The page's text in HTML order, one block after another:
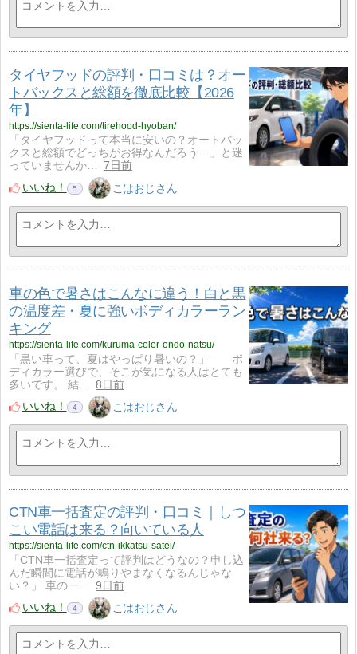
タイヤフッドの評判・口コミは？オー
トバックスと総額を徹底比較【2026
年】
https://sienta-life.com/tirehood-hyoban/
「タイヤフッドって本当に安いの？オートバッ
クスと総額でどっちがお得なんだろう…」と迷
っていませんか…
7日前
いいね！
5 こはおじさん
車の色で暑さはこんなに違う！白と黒
の温度差・夏に強いボディカラーラン
キング
https://sienta-life.com/kuruma-color-ondo-natsu/
「黒い車って、夏はやっぱり暑いの？」——ボ
ディカラー選びで、そこが気になる人はとても
多いです。 結…
8日前
いいね！
4 こはおじさん
CTN車一括査定の評判・口コミ｜しつ
こい電話は来る？向いている人
https://sienta-life.com/ctn-ikkatsu-satei/
「CTN車一括査定って評判はどうなの？申し込
んだ瞬間に電話が鳴りやまなくなるんじゃな
い？」 車の一…
9日前
いいね！
4 こはおじさん